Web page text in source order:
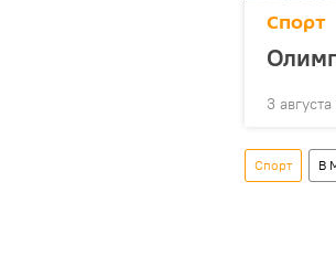
Спорт
3
Спорт В